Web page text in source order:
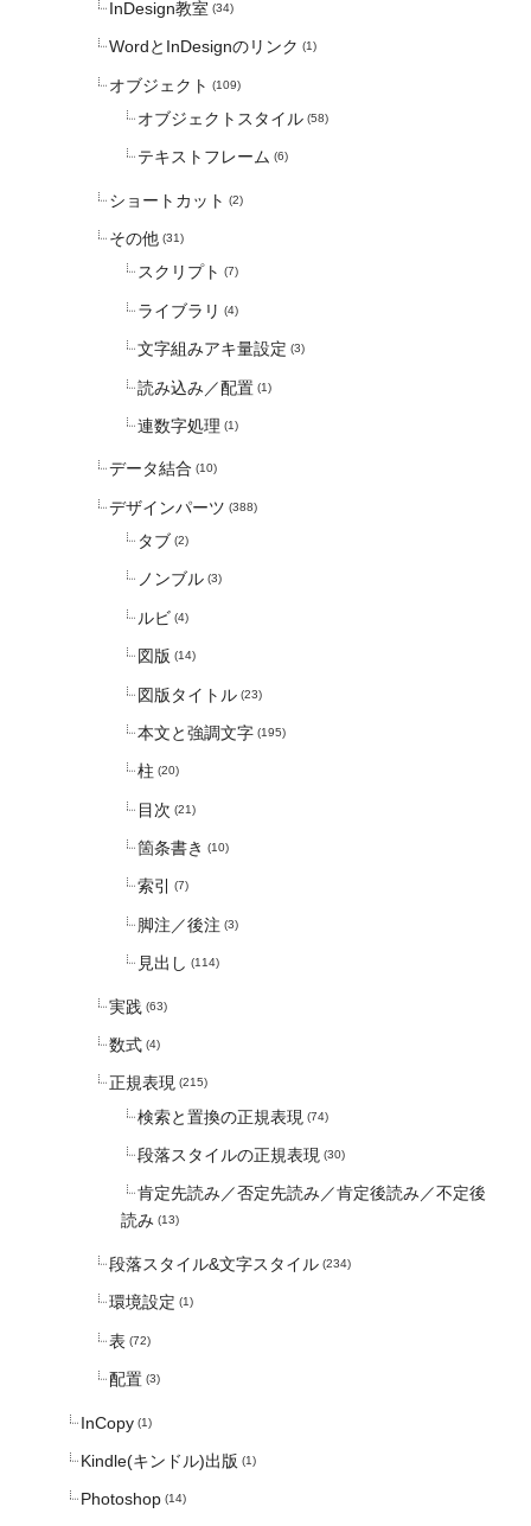
InDesign教室 (34)
WordとInDesignのリンク (1)
オブジェクト (109)
オブジェクトスタイル (58)
テキストフレーム (6)
ショートカット (2)
その他 (31)
スクリプト (7)
ライブラリ (4)
文字組みアキ量設定 (3)
読み込み／配置 (1)
連数字処理 (1)
データ結合 (10)
デザインパーツ (388)
タブ (2)
ノンブル (3)
ルビ (4)
図版 (14)
図版タイトル (23)
本文と強調文字 (195)
柱 (20)
目次 (21)
箇条書き (10)
索引 (7)
脚注／後注 (3)
見出し (114)
実践 (63)
数式 (4)
正規表現 (215)
検索と置換の正規表現 (74)
段落スタイルの正規表現 (30)
肯定先読み／否定先読み／肯定後読み／不定後
読み (13)
段落スタイル&文字スタイル (234)
環境設定 (1)
表 (72)
配置 (3)
InCopy (1)
Kindle(キンドル)出版 (1)
Photoshop (14)